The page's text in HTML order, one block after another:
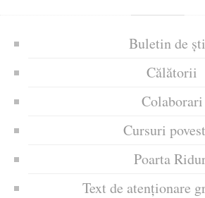
Buletin de
Călătorii
Colaborari
Cursuri
Poarta
Text de atenționare